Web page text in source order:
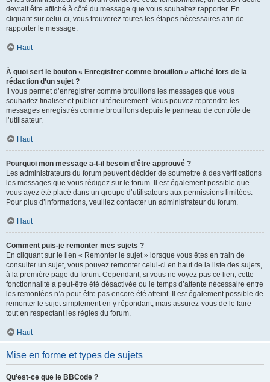
devrait être affiché à côté du message que vous souhaitez rapporter. En
cliquant sur celui-ci, vous trouverez toutes les étapes nécessaires afin de
rapporter le message.
Haut
À quoi sert le bouton « Enregistrer comme brouillon » affiché lors de la
rédaction d’un sujet ?
Il vous permet d’enregistrer comme brouillons les messages que vous
souhaitez finaliser et publier ultérieurement. Vous pouvez reprendre les
messages enregistrés comme brouillons depuis le panneau de contrôle de
l’utilisateur.
Haut
Pourquoi mon message a-t-il besoin d’être approuvé ?
Les administrateurs du forum peuvent décider de soumettre à des vérifications
les messages que vous rédigez sur le forum. Il est également possible que
vous ayez été placé dans un groupe d’utilisateurs aux permissions limitées.
Pour plus d’informations, veuillez contacter un administrateur du forum.
Haut
Comment puis-je remonter mes sujets ?
En cliquant sur le lien « Remonter le sujet » lorsque vous êtes en train de
consulter un sujet, vous pouvez remonter celui-ci en haut de la liste des sujets,
à la première page du forum. Cependant, si vous ne voyez pas ce lien, cette
fonctionnalité a peut-être été désactivée ou le temps d’attente nécessaire entre
les remontées n’a peut-être pas encore été atteint. Il est également possible de
remonter le sujet simplement en y répondant, mais assurez-vous de le faire
tout en respectant les règles du forum.
Haut
Mise en forme et types de sujets
Qu’est-ce que le BBCode ?